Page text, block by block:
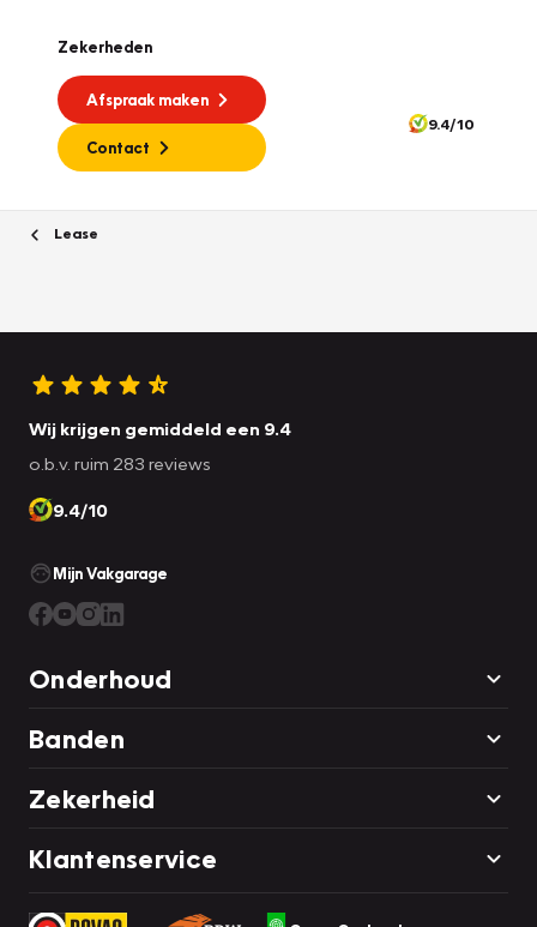
Zekerheden
Afspraak maken
Contact
9.4/10
Lease
Wij krijgen gemiddeld een 9.4
o.b.v. ruim 283 reviews
9.4/10
Mijn Vakgarage
Onderhoud
Banden
Zekerheid
Klantenservice